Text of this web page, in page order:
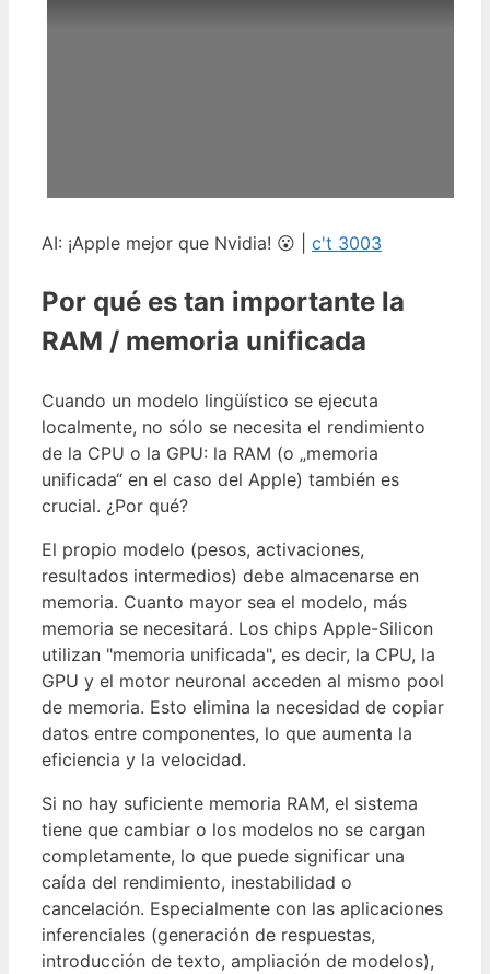
AI: ¡Apple mejor que Nvidia! 😮 | c't 3003
Por qué es tan importante la
RAM / memoria unificada
Cuando un modelo lingüístico se ejecuta
localmente, no sólo se necesita el rendimiento
de la CPU o la GPU: la RAM (o „memoria
unificada“ en el caso del Apple) también es
crucial. ¿Por qué?
El propio modelo (pesos, activaciones,
resultados intermedios) debe almacenarse en
memoria. Cuanto mayor sea el modelo, más
memoria se necesitará. Los chips Apple-Silicon
utilizan "memoria unificada", es decir, la CPU, la
GPU y el motor neuronal acceden al mismo pool
de memoria. Esto elimina la necesidad de copiar
datos entre componentes, lo que aumenta la
eficiencia y la velocidad.
Si no hay suficiente memoria RAM, el sistema
tiene que cambiar o los modelos no se cargan
completamente, lo que puede significar una
caída del rendimiento, inestabilidad o
cancelación. Especialmente con las aplicaciones
inferenciales (generación de respuestas,
introducción de texto, ampliación de modelos),